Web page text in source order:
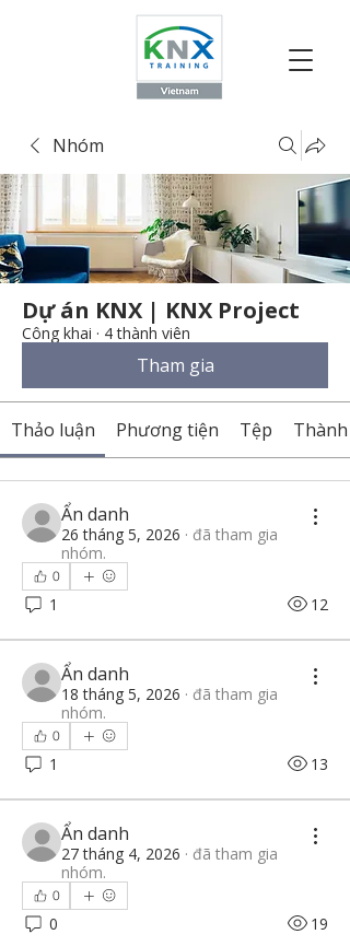
Nhóm
Dự án KNX | KNX Project
Công khai · 4 thành viên
Tham gia
Thảo luận Phương tiện Tệp Thành
Ẩn danh
26 tháng 5, 2026 · đã tham gia
nhóm.
0
1 12
Ẩn danh
18 tháng 5, 2026 · đã tham gia
nhóm.
0
1 13
Ẩn danh
27 tháng 4, 2026 · đã tham gia
nhóm.
0
0 19